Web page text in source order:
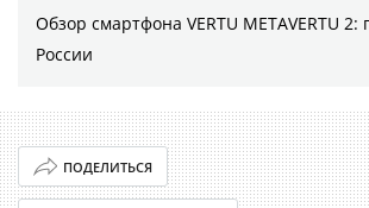
Обзор смартфона VERTU METAVERTU
России
ПОДЕЛИТЬСЯ